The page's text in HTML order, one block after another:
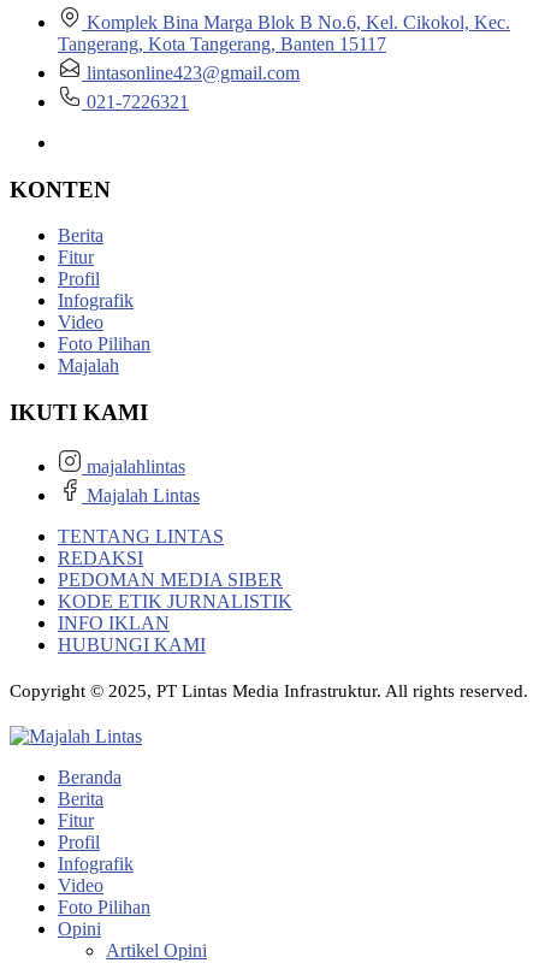
Komplek Bina Marga Blok B No.6, Kel. Cikokol, Kec.
Tangerang, Kota Tangerang, Banten 15117
lintasonline423@gmail.com
021-7226321
KONTEN
Berita
Fitur
Profil
Infografik
Video
Foto Pilihan
Majalah
IKUTI KAMI
majalahlintas
Majalah Lintas
TENTANG LINTAS
REDAKSI
PEDOMAN MEDIA SIBER
KODE ETIK JURNALISTIK
INFO IKLAN
HUBUNGI KAMI
Copyright © 2025, PT Lintas Media Infrastruktur. All rights reserved.
Beranda
Berita
Fitur
Profil
Infografik
Video
Foto Pilihan
Opini
Artikel Opini